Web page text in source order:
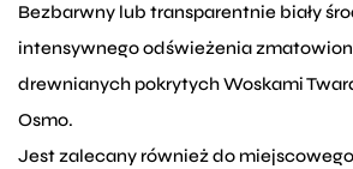
Bezbarwny lub transparentnie biały
intensywnego odświeżenia
drewnianych pokrytych Woskami
Osmo.
Jest zalecany również do